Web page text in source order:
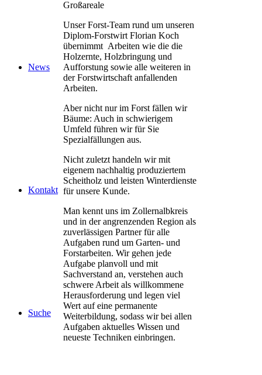
News
Kontakt
Suche
Großareale
Unser Forst-Team rund um unseren
Diplom-Forstwirt Florian Koch
übernimmt Arbeiten wie die die
Holzernte, Holzbringung und
Aufforstung sowie alle weiteren in
der Forstwirtschaft anfallenden
Arbeiten.
Aber nicht nur im Forst fällen wir
Bäume: Auch in schwierigem
Umfeld führen wir für Sie
Spezialfällungen aus.
Nicht zuletzt handeln wir mit
eigenem nachhaltig produziertem
Scheitholz und leisten Winterdienste
für unsere Kunde.
Man kennt uns im Zollernalbkreis
und in der angrenzenden Region als
zuverlässigen Partner für alle
Aufgaben rund um Garten- und
Forstarbeiten. Wir gehen jede
Aufgabe planvoll und mit
Sachverstand an, verstehen auch
schwere Arbeit als willkommene
Herausforderung und legen viel
Wert auf eine permanente
Weiterbildung, sodass wir bei allen
Aufgaben aktuelles Wissen und
neueste Techniken einbringen.